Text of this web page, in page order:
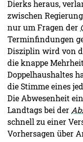
Dierks heraus,
zwischen
nur um Fragen der
Terminfindungen
Disziplin wird von
die knappe
Doppelhaushaltes
die Stimme eines
Die Abwesenheit
Landtags bei der
schnell zu einer
Vorhersagen über